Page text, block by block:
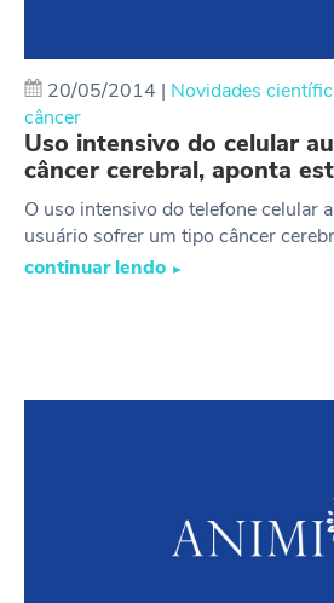
20/05/2014 | Novidades
câncer
Uso intensivo do celular
câncer cerebral, aponta
O uso intensivo do telefone celular
usuário sofrer um tipo câncer
continuar lendo ►